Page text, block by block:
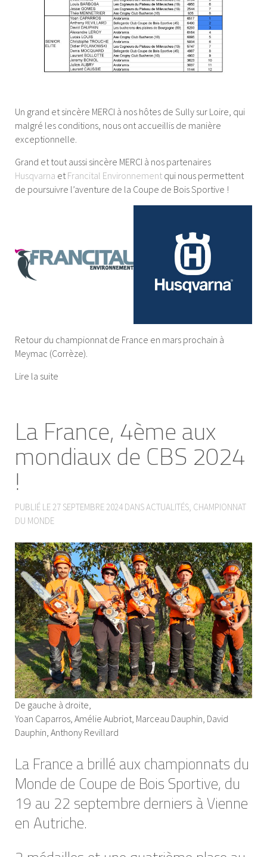
Un grand et sincère MERCI à nos hôtes de Sully sur Loire, qui
malgré les conditions, nous ont accueillis de manière
exceptionnelle.
Grand et tout aussi sincère MERCI à nos partenaires
Husqvarna etFrancital Environnement qui nous permettent
de poursuivre l’aventure de la Coupe de Bois Sportive !
Retour du championnat de France en mars prochain à
Meymac (Corrèze).
Lire la suite
La France, 4ème aux
mondiaux de CBS 2024
!
PUBLIÉ LE27 SEPTEMBRE 2024 DANSACTUALITÉS, CHAMPIONNAT
DU MONDE
De gauche à droite,
Yoan Caparros, Amélie Aubriot, Marceau Dauphin, David
Dauphin, Anthony Revillard
La France a brillé aux championnats du
Monde de Coupe de Bois Sportive, du
19 au 22 septembre derniers à Vienne
en Autriche.